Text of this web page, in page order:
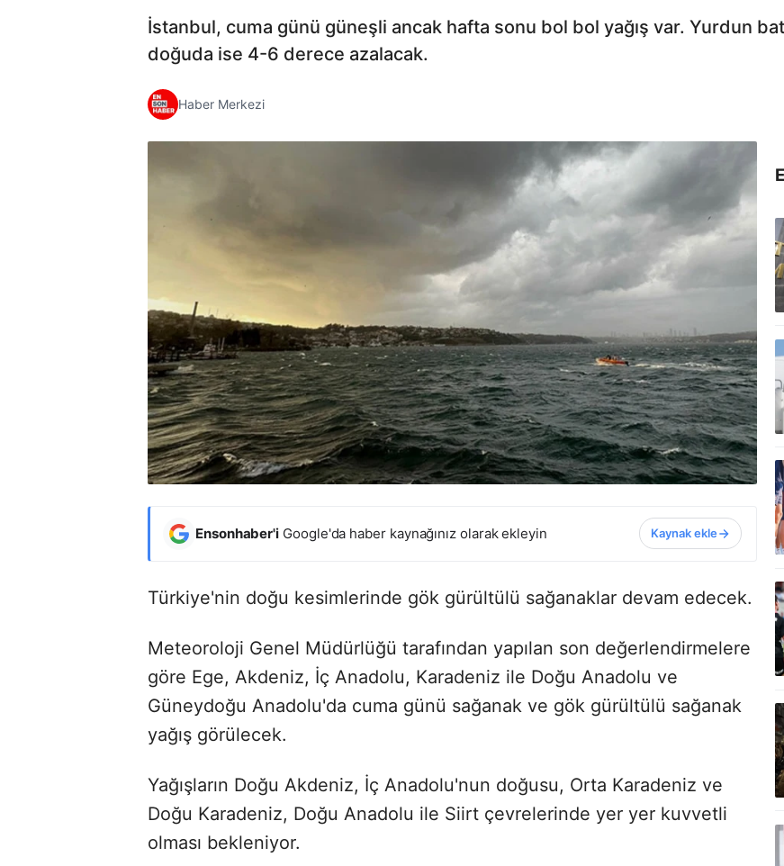
İstanbul, cuma günü güneşli ancak hafta sonu bol bol yağış var. Yurdun
doğuda ise 4-6 derece azalacak.
Haber Merkezi
Ensonhaber'i Google'da haber kaynağınız olarak ekleyin Kaynak ekle
Türkiye'nin doğu kesimlerinde gök gürültülü sağanaklar devam edecek.
Meteoroloji Genel Müdürlüğü tarafından yapılan son değerlendirmelere
göre Ege, Akdeniz, İç Anadolu, Karadeniz ile Doğu Anadolu ve
Güneydoğu Anadolu'da cuma günü sağanak ve gök gürültülü sağanak
yağış görülecek.
Yağışların Doğu Akdeniz, İç Anadolu'nun doğusu, Orta Karadeniz ve
Doğu Karadeniz, Doğu Anadolu ile Siirt çevrelerinde yer yer kuvvetli
olması bekleniyor.